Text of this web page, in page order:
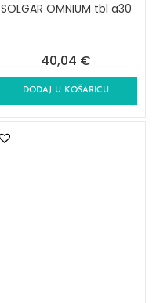
SOLGAR OMNIUM tbl a30
40,04 €
DODAJ U KOŠARICU